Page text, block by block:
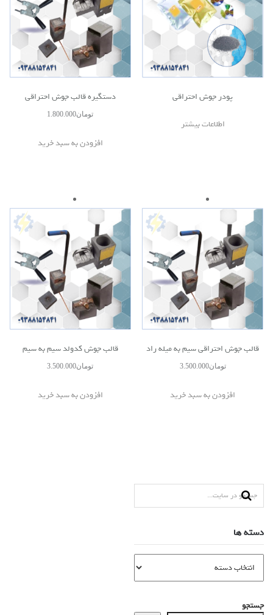
پودر جوش احتراقی
اطلاعات بیشتر
دستگیره قالب جوش احتراقی
تومان1.800.000
افزودن به سبد خرید
قالب جوش احتراقی سیم به میله راد
تومان3.500.000
افزودن به سبد خرید
قالب جوش کدولد سیم به سیم
تومان3.500.000
افزودن به سبد خرید
دسته ها
جستجو